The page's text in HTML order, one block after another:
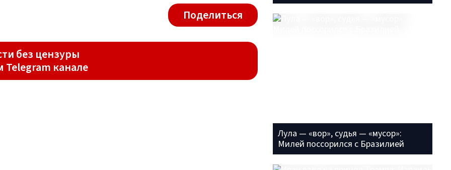
Поделиться
без цензуры
Telegram канале
Лула — «вор», судья — «мусор»:
Милей поссорился с Бразилией